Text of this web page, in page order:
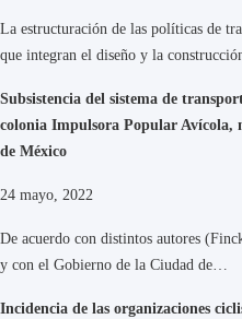
La estructuración de las políticas de
que integran el diseño y la
Subsistencia del sistema de
colonia Impulsora Popular Avícola,
de México
24 mayo, 2022
De acuerdo con distintos autores
y con el Gobierno de la Ciudad de…
Incidencia de las organizaciones